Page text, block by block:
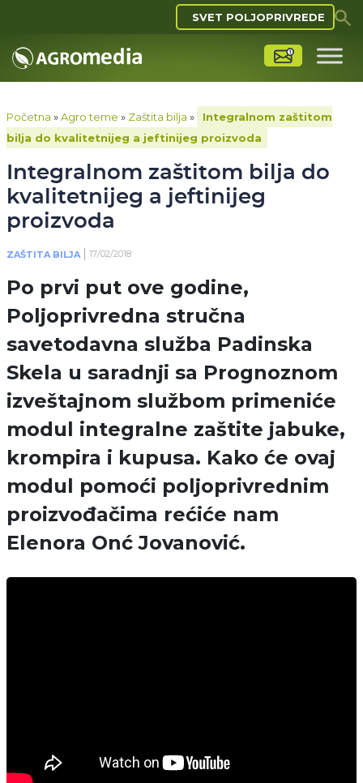
SVET POLJOPRIVREDE
Početna »Agro teme » Zaštita bilja »
Integralnom zaštitom
bilja do kvalitetnijeg a jeftinijeg proizvoda
Integralnom zaštitom bilja do
kvalitetnijeg a jeftinijeg
proizvoda
ZAŠTITA BILJA 17/02/2018
Po prvi put ove godine,
Poljoprivredna stručna
savetodavna služba Padinska
Skela u saradnji sa Prognoznom
izveštajnom službom primeniće
modul integralne zaštite jabuke,
krompira i kupusa. Kako će ovaj
modul pomoći poljoprivrednim
proizvođačima rećiće nam
Elenora Onć Jovanović.